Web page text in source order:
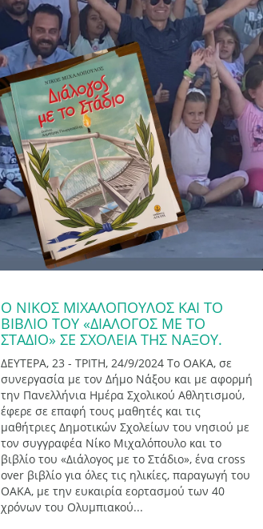
Ο ΝΊΚΟΣ ΜΙΧΑΛΌΠΟΥΛΟΣ ΚΑΙ ΤΟ
ΒΙΒΛΊΟ ΤΟΥ «ΔΙΆΛΟΓΟΣ ΜΕ ΤΟ
ΣΤΆΔΙΟ» ΣΕ ΣΧΟΛΕΊΑ ΤΗΣ ΝΆΞΟΥ.
ΔΕΥΤΕΡΑ, 23 - ΤΡΙΤΗ, 24/9/2024 Το ΟΑΚΑ, σε
συνεργασία με τον Δήμο Νάξου και με αφορμή
την Πανελλήνια Ημέρα Σχολικού Αθλητισμού,
έφερε σε επαφή τους μαθητές και τις
μαθήτριες Δημοτικών Σχολείων του νησιού με
τον συγγραφέα Νίκο Μιχαλόπουλο και το
βιβλίο του «Διάλογος με το Στάδιο», ένα cross
over βιβλίο για όλες τις ηλικίες, παραγωγή του
ΟΑΚΑ, με την ευκαιρία εορτασμού των 40
χρόνων του Ολυμπιακού...